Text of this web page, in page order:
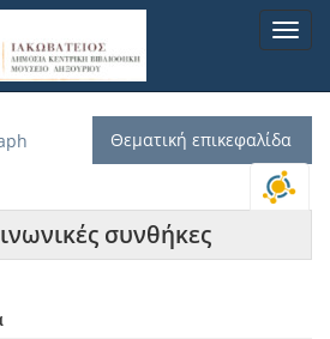
Θεματική επικεφαλίδα
συνθήκες